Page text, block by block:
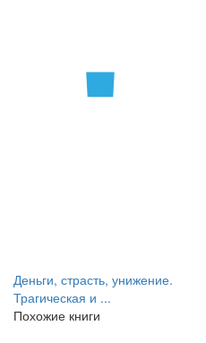
Деньги, страсть, унижение.
Трагическая и ...
Похожие книги